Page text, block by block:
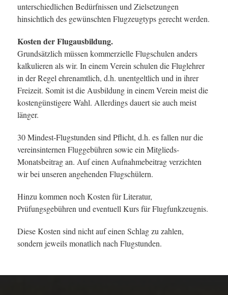
unterschiedlichen Bedürfnissen und Zielsetzungen
hinsichtlich des gewünschten Flugzeugtyps gerecht werden.
Kosten der Flugausbildung.
Grundsätzlich müssen kommerzielle Flugschulen anders
kalkulieren als wir. In einem Verein schulen die Fluglehrer
in der Regel ehrenamtlich, d.h. unentgeltlich und in ihrer
Freizeit. Somit ist die Ausbildung in einem Verein meist die
kostengünstigere Wahl. Allerdings dauert sie auch meist
länger.
30 Mindest-Flugstunden sind Pflicht, d.h. es fallen nur die
vereinsinternen Fluggebühren sowie ein Mitglieds-
Monatsbeitrag an. Auf einen Aufnahmebeitrag verzichten
wir bei unseren angehenden Flugschülern.
Hinzu kommen noch Kosten für Literatur,
Prüfungsgebühren und eventuell Kurs für Flugfunkzeugnis.
Diese Kosten sind nicht auf einen Schlag zu zahlen,
sondern jeweils monatlich nach Flugstunden.